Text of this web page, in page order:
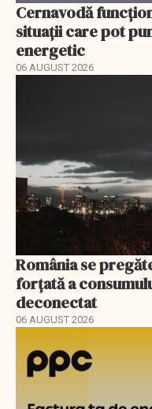
Cernavodă
situații care pot
energetic
06 AUGUST 2026
România se
forțată a
deconectat
06 AUGUST 2026